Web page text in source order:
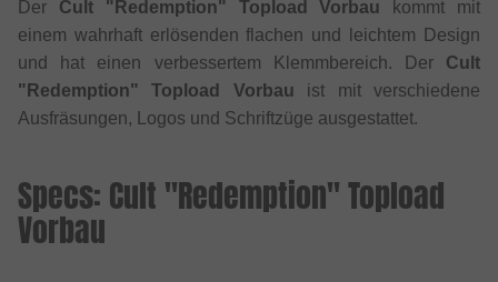
Der Cult "Redemption" Topload Vorbau kommt mit
einem wahrhaft erlösenden flachen und leichtem Design
und hat einen verbessertem Klemmbereich. Der Cult
"Redemption" Topload Vorbau ist mit verschiedene
Ausfräsungen, Logos und Schriftzüge ausgestattet.
Specs: Cult "Redemption" Topload
Vorbau